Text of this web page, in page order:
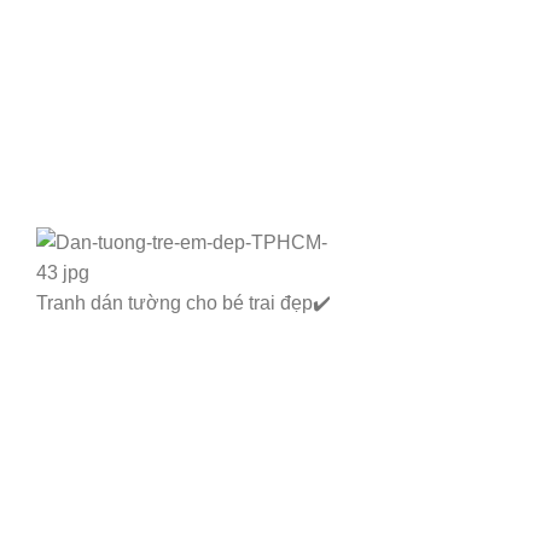
Tranh dán tường cho bé trai đẹp✔️